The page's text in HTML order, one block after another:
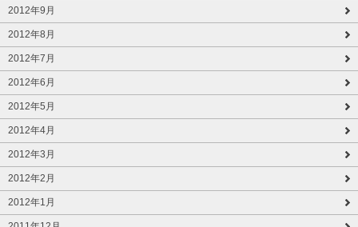
2012年9月
2012年8月
2012年7月
2012年6月
2012年5月
2012年4月
2012年3月
2012年2月
2012年1月